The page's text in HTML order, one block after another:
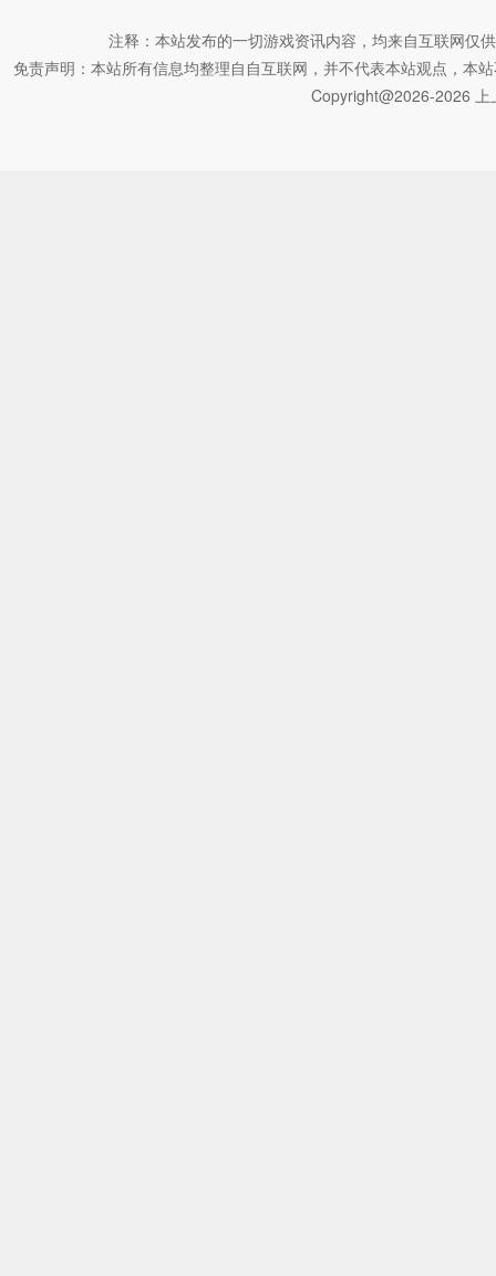
注释：本站发布的一切游戏资讯内容，均来自互联网仅
免责声明：本站所有信息均整理自自互联网，并不代表本站观点，本
Copyright@2026-2026